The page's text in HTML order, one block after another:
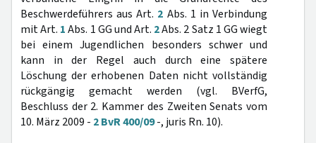
Beschwerdeführers aus Art. 2 Abs. 1 in Verbindung
mit Art. 1Abs. 1 GG und Art. 2Abs. 2 Satz 1 GG wiegt
bei einem Jugendlichen besonders schwer und
kann in der Regel auch durch eine spätere
Löschung der erhobenen Daten nicht vollständig
rückgängig gemacht werden (vgl. BVerfG,
Beschluss der 2. Kammer des Zweiten Senats vom
10. März 2009 - 2 BvR 400/09-, juris Rn. 10).